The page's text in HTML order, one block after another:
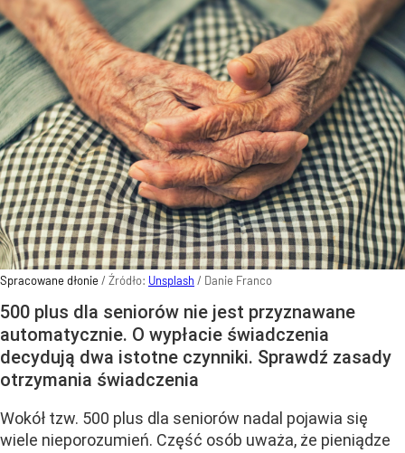
Spracowane dłonie/ Źródło: Unsplash / Danie Franco
500 plus dla seniorów nie jest przyznawane
automatycznie. O wypłacie świadczenia
decydują dwa istotne czynniki. Sprawdź zasady
otrzymania świadczenia
Wokół tzw. 500 plus dla seniorów nadal pojawia się
wiele nieporozumień. Część osób uważa, że pieniądze